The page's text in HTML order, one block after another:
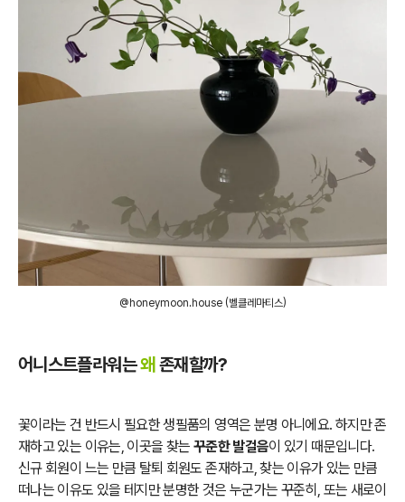
@honeymoon.house (벨클레마티스)
어니스트플라워는왜 존재할까?
꽃이라는 건 반드시 필요한 생필품의 영역은 분명 아니에요. 하지만 존
재하고 있는 이유는, 이곳을 찾는 꾸준한 발걸음이 있기 때문입니다.
신규 회원이 느는 만큼 탈퇴 회원도 존재하고, 찾는 이유가 있는 만큼
떠나는 이유도 있을 테지만 분명한 것은 누군가는 꾸준히, 또는 새로이